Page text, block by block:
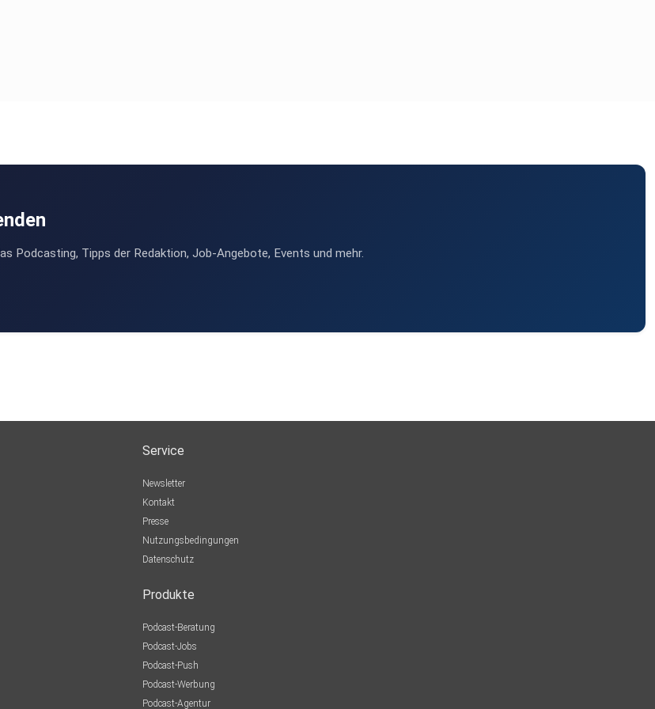
Podcasting, Tipps der Redaktion, Job-Angebote, Events und mehr.
Service
Newsletter
Kontakt
Presse
Nutzungsbedingungen
Datenschutz
Produkte
Podcast-Beratung
Podcast-Jobs
Podcast-Push
Podcast-Werbung
Podcast-Agentur